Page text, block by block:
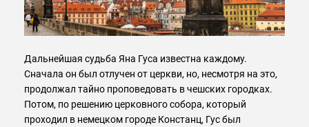
Дальнейшая судьба Яна Гуса известна каждому.
Сначала он был отлучен от церкви, но, несмотря на это,
продолжал тайно проповедовать в чешских городках.
Потом, по решению церковного собора, который
проходил в немецком городе Констанц, Гус был